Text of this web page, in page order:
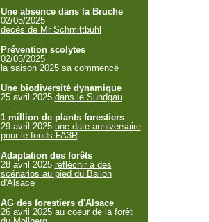
Une absence dans la Bruche
02/05/2025
décès de Mr Schmittbuhl
Prévention scolytes
02/05/2025
la saison 2025 sa commencé
Une biodiversité dynamique
25 avril 2025 dans le Sundgau
1 million de plants forestiers
29 avril 2025 une date anniversaire
pour le fonds FA3R
Adaptation des forêts
28 avril 2025 réfléchir à des
scénarios au pied du Ballon
d'Alsace
AG des forestiers d'Alsace
26 avril 2025 au coeur de la forêt